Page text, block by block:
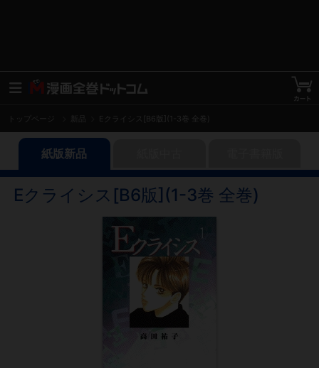
トップページ Eクライシス[B6版](1-3巻 全巻)
紙版新品
Eクライシス[B6版](1-3巻 全巻)